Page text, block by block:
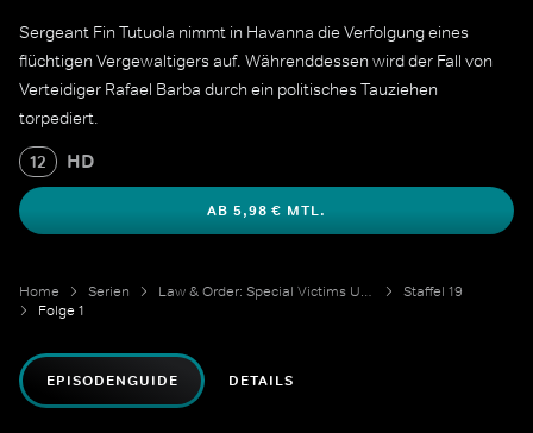
Sergeant Fin Tutuola nimmt in Havanna die Verfolgung eines
flüchtigen Vergewaltigers auf. Währenddessen wird der Fall von
Verteidiger Rafael Barba durch ein politisches Tauziehen
torpediert.
12 HD
AB 5,98 € MTL.
Home Serien Law & Order: Special Victims Unit
Staffel 19
Folge 1
EPISODENGUIDE DETAILS